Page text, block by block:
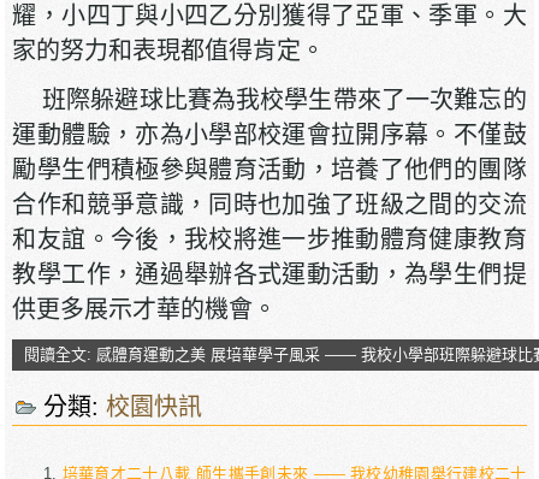
耀，小四丁與小四乙分別獲得了亞軍、季軍。大
家的努力和表現都值得肯定。
班際躲避球比賽為我校學生帶來了一次難忘的
運動體驗，亦為小學部校運會拉開序幕。不僅鼓
勵學生們積極參與體育活動，培養了他們的團隊
合作和競爭意識，同時也加強了班級之間的交流
和友誼。今後，我校將進一步推動體育健康教育
教學工作，通過舉辦各式運動活動，為學生們提
供更多展示才華的機會。
閱讀全文: 感體育運動之美 展培華學子風采 —— 我校小學部班際躲避球比
分類:校園快訊
培華育才二十八載 師生攜手創未來 —— 我校幼稚園舉行建校二十